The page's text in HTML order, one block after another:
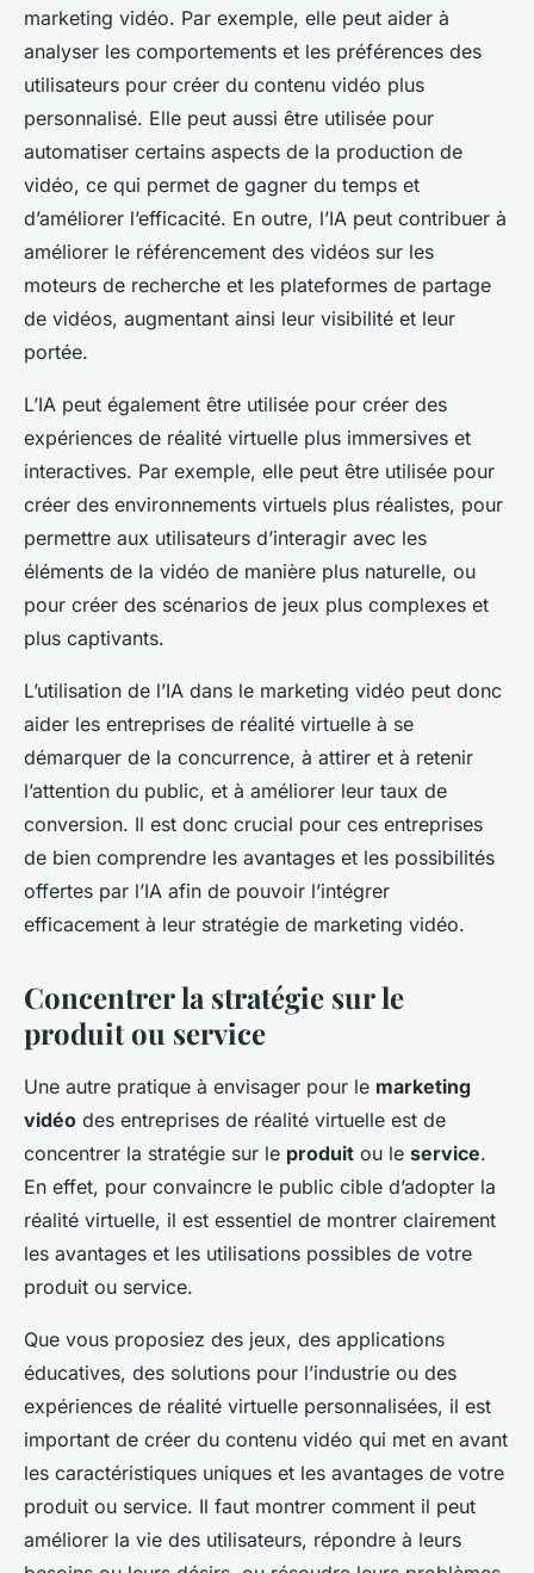
marketing vidéo. Par exemple, elle peut aider à
analyser les comportements et les préférences des
utilisateurs pour créer du contenu vidéo plus
personnalisé. Elle peut aussi être utilisée pour
automatiser certains aspects de la production de
vidéo, ce qui permet de gagner du temps et
d’améliorer l’efficacité. En outre, l’IA peut contribuer à
améliorer le référencement des vidéos sur les
moteurs de recherche et les plateformes de partage
de vidéos, augmentant ainsi leur visibilité et leur
portée.
L’IA peut également être utilisée pour créer des
expériences de réalité virtuelle plus immersives et
interactives. Par exemple, elle peut être utilisée pour
créer des environnements virtuels plus réalistes, pour
permettre aux utilisateurs d’interagir avec les
éléments de la vidéo de manière plus naturelle, ou
pour créer des scénarios de jeux plus complexes et
plus captivants.
L’utilisation de l’IA dans le marketing vidéo peut donc
aider les entreprises de réalité virtuelle à se
démarquer de la concurrence, à attirer et à retenir
l’attention du public, et à améliorer leur taux de
conversion. Il est donc crucial pour ces entreprises
de bien comprendre les avantages et les possibilités
offertes par l’IA afin de pouvoir l’intégrer
efficacement à leur stratégie de marketing vidéo.
Concentrer la stratégie sur le
produit ou service
Une autre pratique à envisager pour le marketing
vidéo des entreprises de réalité virtuelle est de
concentrer la stratégie sur le produit ou le service.
En effet, pour convaincre le public cible d’adopter la
réalité virtuelle, il est essentiel de montrer clairement
les avantages et les utilisations possibles de votre
produit ou service.
Que vous proposiez des jeux, des applications
éducatives, des solutions pour l’industrie ou des
expériences de réalité virtuelle personnalisées, il est
important de créer du contenu vidéo qui met en avant
les caractéristiques uniques et les avantages de votre
produit ou service. Il faut montrer comment il peut
améliorer la vie des utilisateurs, répondre à leurs